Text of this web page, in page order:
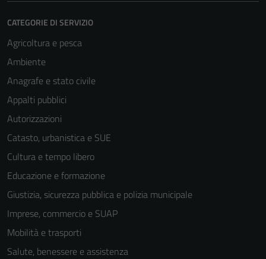
CATEGORIE DI SERVIZIO
Agricoltura e pesca
Ambiente
Anagrafe e stato civile
Appalti pubblici
Autorizzazioni
Catasto, urbanistica e SUE
Cultura e tempo libero
Educazione e formazione
Giustizia, sicurezza pubblica e polizia municipale
Imprese, commercio e SUAP
Mobilità e trasporti
Salute, benessere e assistenza